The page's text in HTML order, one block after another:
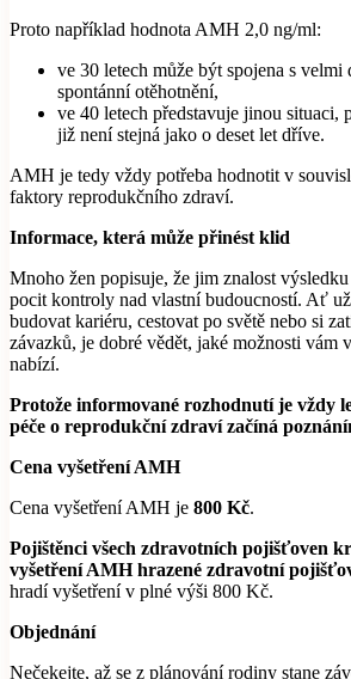
Proto například hodnota AMH 2,0 ng/ml:
ve 30 letech může být spojena s velmi
spontánní otěhotnění,
ve 40 letech představuje jinou situaci,
již není stejná jako o deset let dříve.
AMH je tedy vždy potřeba hodnotit v
faktory reprodukčního zdraví.
Informace, která může přinést klid
Mnoho žen popisuje, že jim znalost
pocit kontroly nad vlastní budoucností. Ať
budovat kariéru, cestovat po světě nebo si
závazků, je dobré vědět, jaké možnosti vám
nabízí.
Protože informované rozhodnutí je vždy
péče o reprodukční zdraví začíná
Cena vyšetření AMH
Cena vyšetření AMH je 800 Kč.
Pojištěnci všech zdravotních pojišťoven
vyšetření AMH hrazené zdravotní
hradí vyšetření v plné výši 800 Kč.
Objednání
Nečekejte, až se z plánování rodiny stane